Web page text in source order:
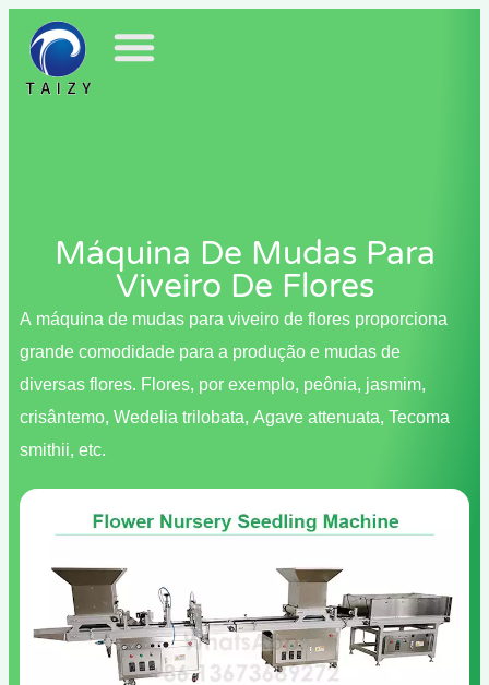
Máquina De Mudas Para
Viveiro De Flores
A máquina de mudas para viveiro de flores proporciona
grande comodidade para a produção e mudas de
diversas flores. Flores, por exemplo, peônia, jasmim,
crisântemo, Wedelia trilobata, Agave attenuata, Tecoma
smithii, etc.